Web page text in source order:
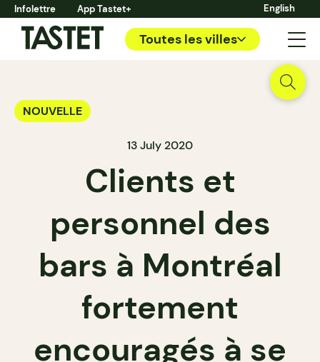
Infolettre App Tastet+ English
Toutes les villes
NOUVELLE
13 July 2020
Clients et
personnel des
bars à Montréal
fortement
encouragés à se